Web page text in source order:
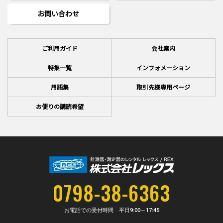
お問い合わせ
ご利用ガイド 会社案内
特集一覧 インフォメーション
用語集 取引先様専用ページ
お便りの講読希望
0798-38-6363
お電話での受付時間 平日9:00～17:45